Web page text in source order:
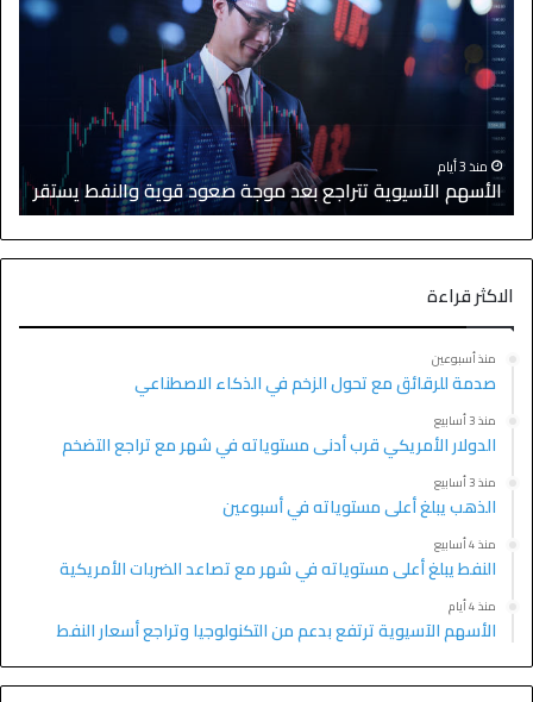
منذ 3 أيام
الأسهم الآسيوية تتراجع بعد موجة صعود قوية والنفط يستقر
الاكثر قراءة
منذ أسبوعين
صدمة للرقائق مع تحول الزخم في الذكاء الاصطناعي
منذ 3 أسابيع
الدولار الأمريكي قرب أدنى مستوياته في شهر مع تراجع التضخم
منذ 3 أسابيع
الذهب يبلغ أعلى مستوياته في أسبوعين
منذ 4 أسابيع
النفط يبلغ أعلى مستوياته في شهر مع تصاعد الضربات الأمريكية
منذ 4 أيام
الأسهم الآسيوية ترتفع بدعم من التكنولوجيا وتراجع أسعار النفط